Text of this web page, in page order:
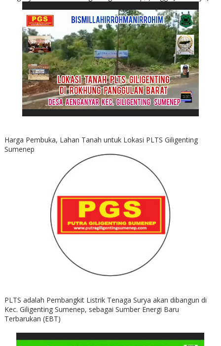
Harga Pembuka, Lahan Tanah untuk Lokasi PLTS Giligenting
Sumenep
PLTS adalah Pembangkit Listrik Tenaga Surya akan dibangun di
Kec. Giligenting Sumenep, sebagai Sumber Energi Baru
Terbarukan (EBT)